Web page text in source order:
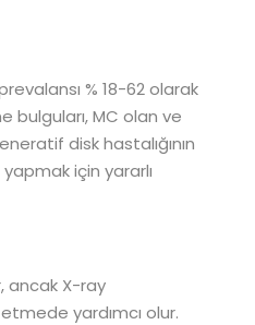
% 18-62 olarak
bulguları, MC olan ve
disk hastalığının
için yararlı
ancak X-ray
yardımcı olur.